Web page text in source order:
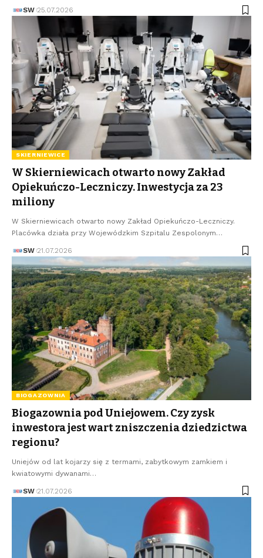
SW 25.07.2026
SKIERNIEWICE
W Skierniewicach otwarto nowy Zakład
Opiekuńczo-Leczniczy. Inwestycja za 23
miliony
W Skierniewicach otwarto nowy Zakład Opiekuńczo-Leczniczy.
Placówka działa przy Wojewódzkim Szpitalu Zespolonym…
SW 21.07.2026
BIOGAZOWNIA
Biogazownia pod Uniejowem. Czy zysk
inwestora jest wart zniszczenia dziedzictwa
regionu?
Uniejów od lat kojarzy się z termami, zabytkowym zamkiem i
kwiatowymi dywanami…
SW 21.07.2026